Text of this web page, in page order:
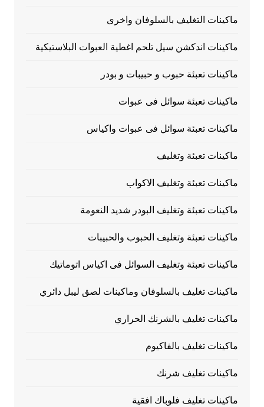
ماكينات التغليف بالسلوفان واخرى
ماكينات اندكشن سيل تلحم اغطية العبوات البلاستيكية
ماكينات تعبئة حبوب و حبيبات و بودر
ماكينات تعبئة سوائل فى عبوات
ماكينات تعبئة سوائل فى عبوات واكياس
ماكينات تعبئة وتغليف
ماكينات تعبئة وتغليف الاكواب
ماكينات تعبئة وتغليف البودر شديد النعومة
ماكينات تعبئة وتغليف الحبوب والحبيبات
ماكينات تعبئة وتغليف السوائل فى اكياس اتوماتيك
ماكينات تغليف بالسلوفان وماكينات لصق ليبل دائري
ماكينات تغليف بالشرنك الحراري
ماكينات تغليف بالفاكيوم
ماكينات تغليف شرنك
ماكينات تغليف فلوباك افقية